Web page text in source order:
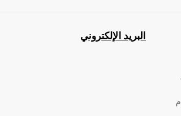
البريد الإلكتروني